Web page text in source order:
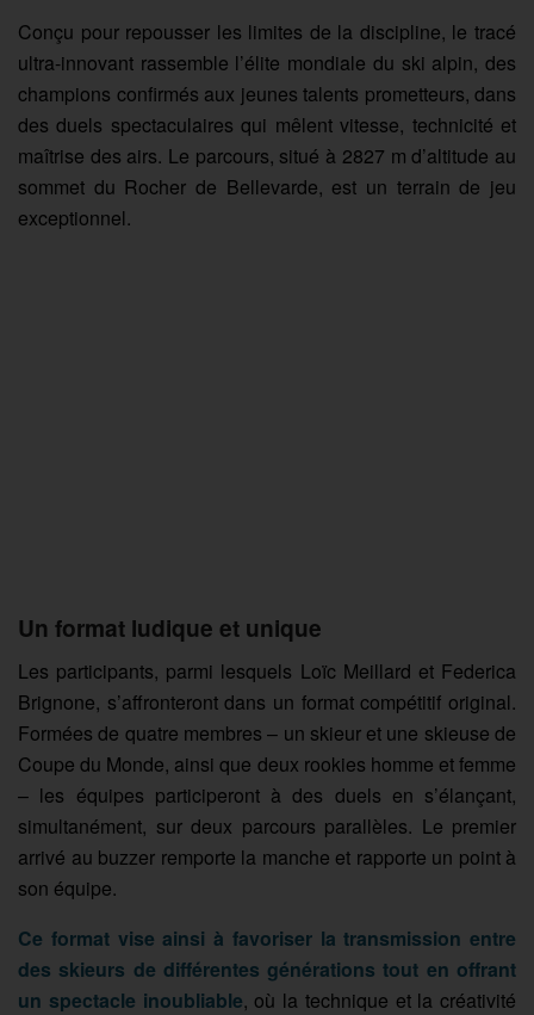
Conçu pour repousser les limites de la discipline, le tracé
ultra-innovant rassemble l’élite mondiale du ski alpin, des
champions confirmés aux jeunes talents prometteurs, dans
des duels spectaculaires qui mêlent vitesse, technicité et
maîtrise des airs. Le parcours, situé à 2827 m d’altitude au
sommet du Rocher de Bellevarde, est un terrain de jeu
exceptionnel.
Un format ludique et unique
Les participants, parmi lesquels Loïc Meillard et Federica
Brignone, s’affronteront dans un format compétitif original.
Formées de quatre membres – un skieur et une skieuse de
Coupe du Monde, ainsi que deux rookies homme et femme
– les équipes participeront à des duels en s’élançant,
simultanément, sur deux parcours parallèles. Le premier
arrivé au buzzer remporte la manche et rapporte un point à
son équipe.
Ce format vise ainsi à favoriser la transmission entre
des skieurs de différentes générations tout en offrant
un spectacle inoubliable, où la technique et la créativité